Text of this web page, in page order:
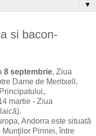
▼
si bacon-
8 septembrie, Ziua
Dame de Meritxell,
martie - Ziua
Andorra este situată
Pirinei, între